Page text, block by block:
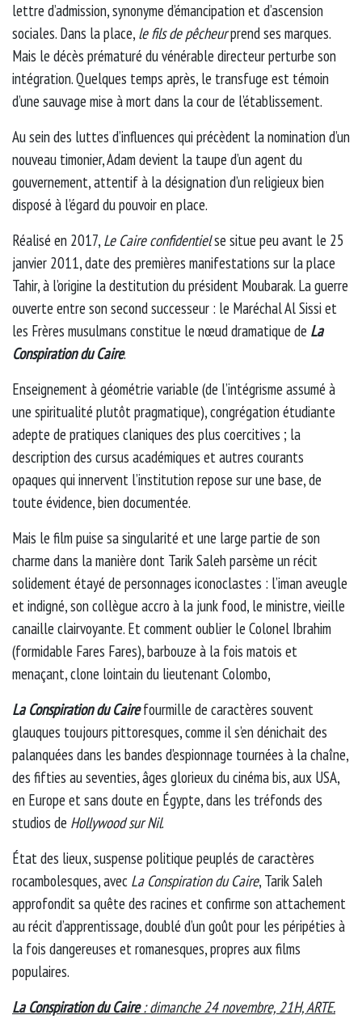
lettre d’admission, synonyme d’émancipation et d’ascension
sociales. Dans la place, le fils de pêcheurprend ses marques.
Mais le décès prématuré du vénérable directeur perturbe son
intégration. Quelques temps après, le transfuge est témoin
d’une sauvage mise à mort dans la cour de l’établissement.
Au sein des luttes d’influences qui précèdent la nomination d’un
nouveau timonier, Adam devient la taupe d’un agent du
gouvernement, attentif à la désignation d’un religieux bien
disposé à l’égard du pouvoir en place.
Réalisé en 2017, Le Caire confidentielse situe peu avant le 25
janvier 2011, date des premières manifestations sur la place
Tahir, à l’origine la destitution du président Moubarak. La guerre
ouverte entre son second successeur : le Maréchal Al Sissi et
les Frères musulmans constitue le nœud dramatique de La
Conspiration du Caire.
Enseignement à géométrie variable (de l’intégrisme assumé à
une spiritualité plutôt pragmatique), congrégation étudiante
adepte de pratiques claniques des plus coercitives ; la
description des cursus académiques et autres courants
opaques qui innervent l’institution repose sur une base, de
toute évidence, bien documentée.
Mais le film puise sa singularité et une large partie de son
charme dans la manière dont Tarik Saleh parsème un récit
solidement étayé de personnages iconoclastes : l’iman aveugle
et indigné, son collègue accro à la junk food, le ministre, vieille
canaille clairvoyante. Et comment oublier le Colonel Ibrahim
(formidable Fares Fares), barbouze à la fois matois et
menaçant, clone lointain du lieutenant Colombo,
La Conspiration du Cairefourmille de caractères souvent
glauques toujours pittoresques, comme il s’en dénichait des
palanquées dans les bandes d’espionnage tournées à la chaîne,
des fifties au seventies, âges glorieux du cinéma bis, aux USA,
en Europe et sans doute en Égypte, dans les tréfonds des
studios de Hollywood sur Nil.
État des lieux, suspense politique peuplés de caractères
rocambolesques, avec La Conspiration du Caire, Tarik Saleh
approfondit sa quête des racines et confirme son attachement
au récit d’apprentissage, doublé d’un goût pour les péripéties à
la fois dangereuses et romanesques, propres aux films
populaires.
La Conspiration du Caire: dimanche 24 novembre, 21H, ARTE.